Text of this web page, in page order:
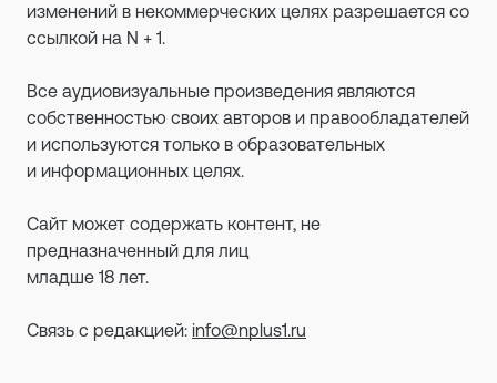
изменений в некоммерческих целях разрешается со
ссылкой на N + 1.
Все аудиовизуальные произведения являются
собственностью своих авторов и правообладателей
и используются только в образовательных
и информационных целях.
Сайт может содержать контент, не
предназначенный для лиц
младше 18 лет.
Связь с редакцией: info@nplus1.ru